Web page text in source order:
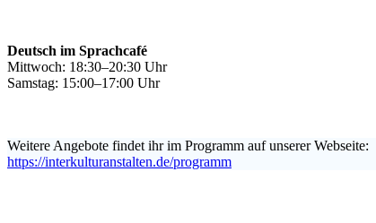
Deutsch im Sprachcafé
Mittwoch: 18:30–20:30 Uhr
Samstag: 15:00–17:00 Uhr
Weitere Angebote findet ihr im Programm auf unserer Webseite:
https://interkulturanstalten.de/programm